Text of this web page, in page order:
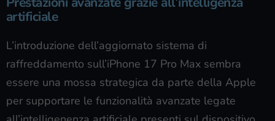
artificiale
L’introduzione dell’aggiornato sistema di
raffreddamento sull’iPhone 17 Pro Max sembra
essere una mossa strategica da parte della Apple
per supportare le funzionalità avanzate legate